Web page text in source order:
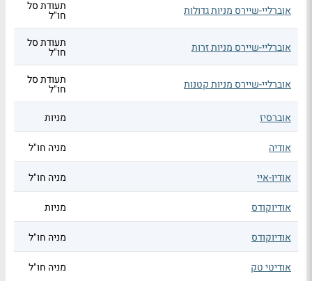
אוברליי-שיירס מניות גדולות תעודת סל
חו"ל
אוברליי-שיירס מניות זרות תעודת סל
חו"ל
אוברליי-שיירס מניות קטנות תעודת סל
חו"ל
אוברסיז
מניות
אודיה מניה חו"ל
אודיו-איי מניה חו"ל
אודיוקודס מניות
אודיוקודס מניה חו"ל
אודיטי טק מניה חו"ל